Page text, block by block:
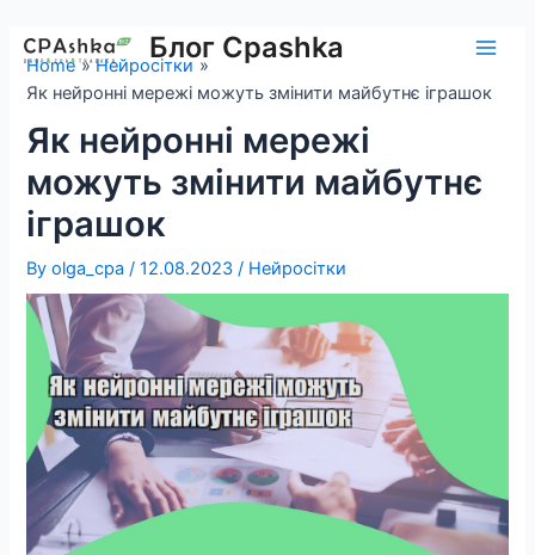
content
Блог Cpashka
Home
Нейросітки
Як нейронні мережі можуть змінити майбутнє іграшок
Як нейронні мережі
можуть змінити майбутнє
іграшок
Byolga_cpa/12.08.2023/ Нейросітки